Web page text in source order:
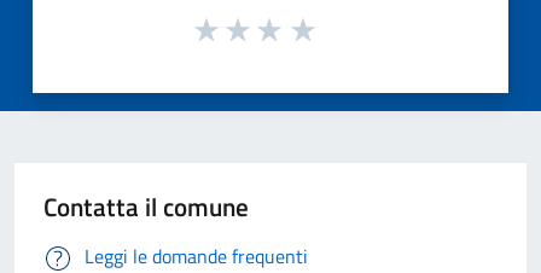
Contatta il comune
Leggi le domande frequenti